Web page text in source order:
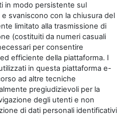
in modo persistente sul
svaniscono con la chiusura del
limitato alla trasmissione di
(costituiti da numeri casuali
per consentire
efficiente della piattaforma. I
in questa piattaforma e-
ad altre tecniche
pregiudizievoli per la
degli utenti e non
di dati personali identificativi